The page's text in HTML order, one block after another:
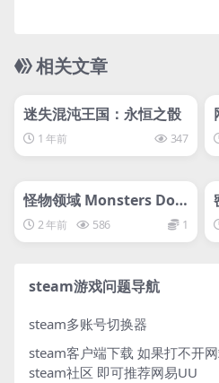
相关文章
svip专属
迷失混沌王国：永恒之骰
1 年前 347
svip专属
怪物领域 Monsters Do
main
2 年前 586 1
steam游戏问题导航
steam多账号切换器
steam客户端下载 如果打不开
steam社区 即可推荐网易UU